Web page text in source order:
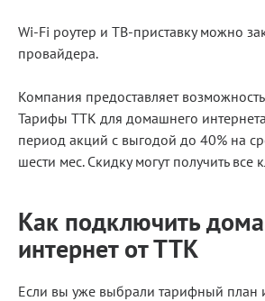
Wi-Fi роутер и ТВ-приставку можно
провайдера.
Компания предоставляет
Тарифы ТТК для домашнего
период акций с выгодой до 40% на
шести мес. Скидку могут получить все
Как подключить
интернет от ТТК
Если вы уже выбрали тарифный план